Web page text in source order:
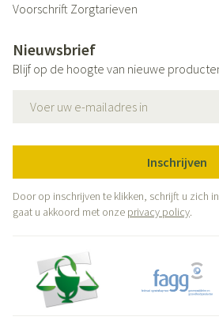
Voorschrift Zorgtarieven
Nieuwsbrief
Blijf op de hoogte van nieuwe
Inschrijven
Door op inschrijven te klikken, schrijft u zich
gaat u akkoord met onze privacy policy.